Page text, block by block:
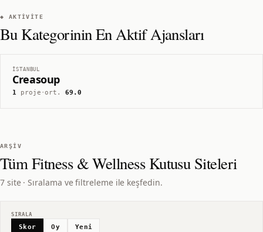
◆ AKTIVITE
Bu Kategorinin En Aktif Ajansları
İSTANBUL
Creasoup
1proje ·ort.69.0
ARŞIV
TümFitness & Wellness KutusuSiteleri
7 site · Sıralama ve filtreleme ile keşfedin.
SIRALA
Skor Oy Yeni